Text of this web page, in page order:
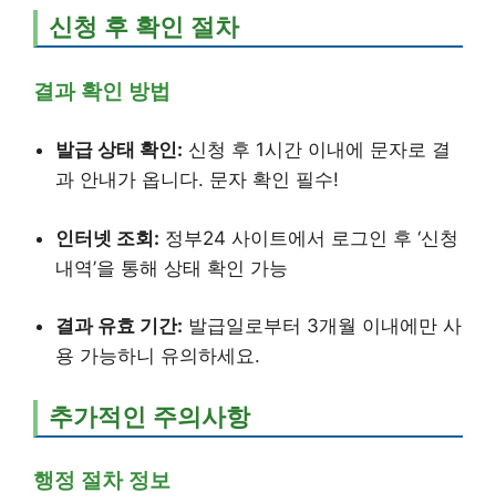
신청 후 확인 절차
결과 확인 방법
발급 상태 확인: 신청 후 1시간 이내에 문자로 결
과 안내가 옵니다. 문자 확인 필수!
인터넷 조회: 정부24 사이트에서 로그인 후 ‘신청
내역’을 통해 상태 확인 가능
결과 유효 기간: 발급일로부터 3개월 이내에만 사
용 가능하니 유의하세요.
추가적인 주의사항
행정 절차 정보